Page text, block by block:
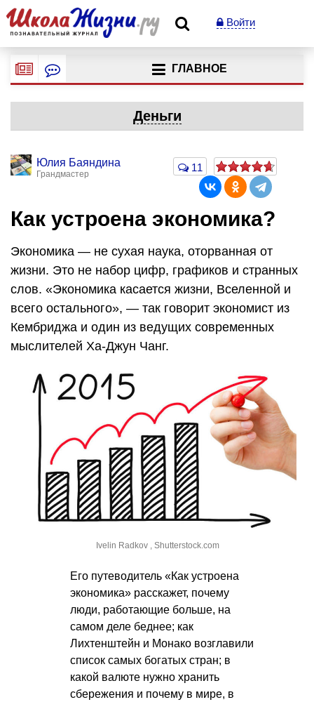
Войти
ГЛАВНОЕ
Деньги
Юлия Баяндина
Грандмастер
11
Как устроена экономика?
Экономика — не сухая наука, оторванная от
жизни. Это не набор цифр, графиков и странных
слов. «Экономика касается жизни, Вселенной и
всего остального», — так говорит экономист из
Кембриджа и один из ведущих современных
мыслителей Ха-Джун Чанг.
Ivelin Radkov , Shutterstock.com
Его путеводитель «Как устроена
экономика» расскажет, почему
люди, работающие больше, на
самом деле беднее; как
Лихтенштейн и Монако возглавили
список самых богатых стран; в
какой валюте нужно хранить
сбережения и почему в мире, в